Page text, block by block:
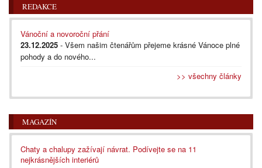
REDAKCE
Vánoční a novoroční přání
23.12.2025 - Všem našim čtenářům přejeme krásné Vánoce plné
pohody a do nového...
>> všechny články
MAGAZÍN
Chaty a chalupy zažívají návrat. Podívejte se na 11
nejkrásnějších interiérů